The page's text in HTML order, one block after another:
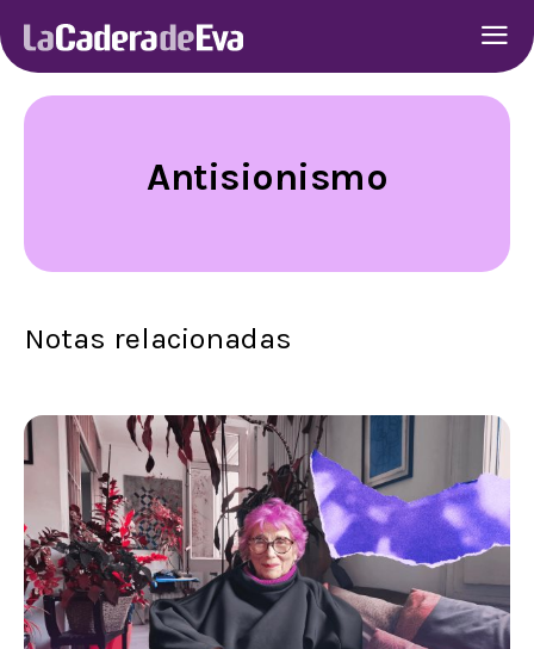
Antisionismo
Notas relacionadas